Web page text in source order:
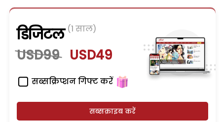
डिजिटल (1 साल)
USD99 USD49
सब्सक्रिप्शन गिफ्ट करें
सब्सक्राइब करें